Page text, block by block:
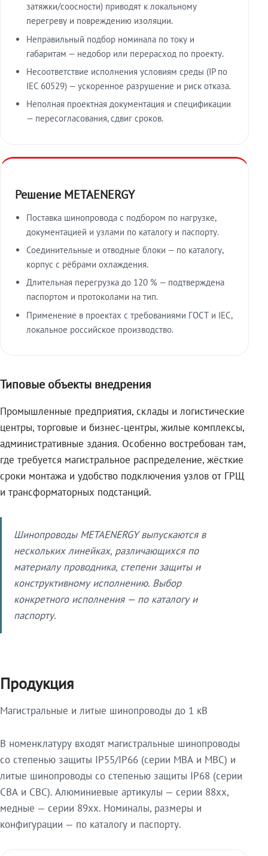
затяжки/соосности) приводят к локальному
перегреву и повреждению изоляции.
Неправильный подбор номинала по току и
габаритам — недобор или перерасход по проекту.
Несоответствие исполнения условиям среды (IP по
IEC 60529) — ускоренное разрушение и риск отказа.
Неполная проектная документация и спецификации
— пересогласования, сдвиг сроков.
Решение METAENERGY
Поставка шинопровода с подбором по нагрузке,
документацией и узлами по каталогу и паспорту.
Соединительные и отводные блоки — по каталогу,
корпус с рёбрами охлаждения.
Длительная перегрузка до 120 % — подтверждена
паспортом и протоколами на тип.
Применение в проектах с требованиями ГОСТ и IEC,
локальное российское производство.
Типовые объекты внедрения
Промышленные предприятия, склады и логистические
центры, торговые и бизнес-центры, жилые комплексы,
административные здания. Особенно востребован там,
где требуется магистральное распределение, жёсткие
сроки монтажа и удобство подключения узлов от ГРЩ
и трансформаторных подстанций.
Шинопроводы METAENERGY выпускаются в
нескольких линейках, различающихся по
материалу проводника, степени защиты и
конструктивному исполнению. Выбор
конкретного исполнения — по каталогу и
паспорту.
Продукция
Магистральные и литые шинопроводы до 1 кВ
В номенклатуру входят магистральные шинопроводы
со степенью защиты IP55/IP66 (серии МВА и МВС) и
литые шинопроводы со степенью защиты IP68 (серии
СВА и СВС). Алюминиевые артикулы — серии 88xx,
медные — серии 89xx. Номиналы, размеры и
конфигурации — по каталогу и паспорту.